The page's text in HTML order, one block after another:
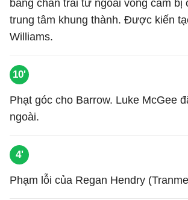
bằng chân trái từ ngoài vòng cấm bị
trung tâm khung thành. Được kiến
Williams.
10'
Phạt góc cho Barrow. Luke McGee
ngoài.
4'
Phạm lỗi của Regan Hendry